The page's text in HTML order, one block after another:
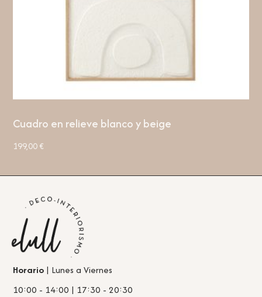
Cuadro en relieve blanco y beige
199,00€
Horario | Lunes a Viernes
10:00 - 14:00 | 17:30 - 20:30